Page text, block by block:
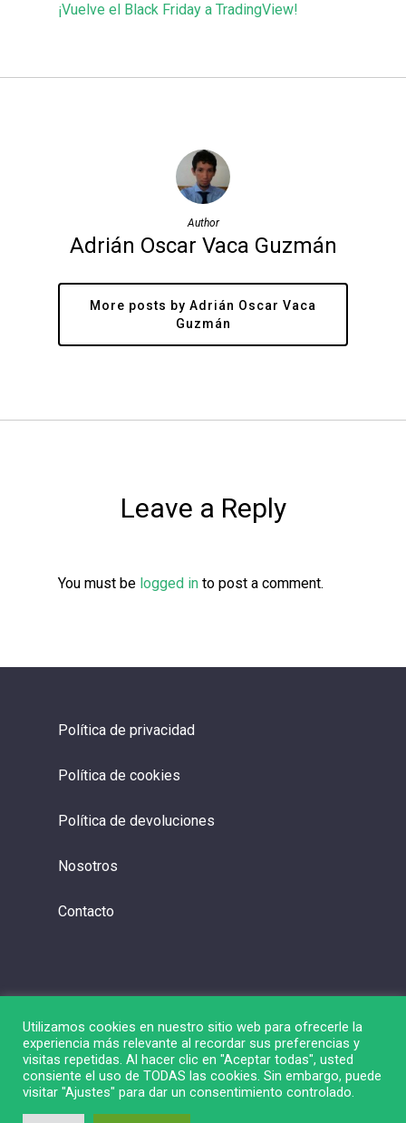
¡Vuelve el Black Friday a TradingView!
Author
Adrián Oscar Vaca Guzmán
More posts by Adrián Oscar Vaca
Guzmán
Leave a Reply
You must be logged in to post a comment.
Política de privacidad
Política de cookies
Política de devoluciones
Nosotros
Contacto
© 2026 Liga de Bolsa.
Utilizamos cookies en nuestro sitio web para ofrecerle la
experiencia más relevante al recordar sus preferencias y
visitas repetidas. Al hacer clic en "Aceptar todas", usted
consiente el uso de TODAS las cookies. Sin embargo, puede
visitar "Ajustes" para dar un consentimiento controlado.